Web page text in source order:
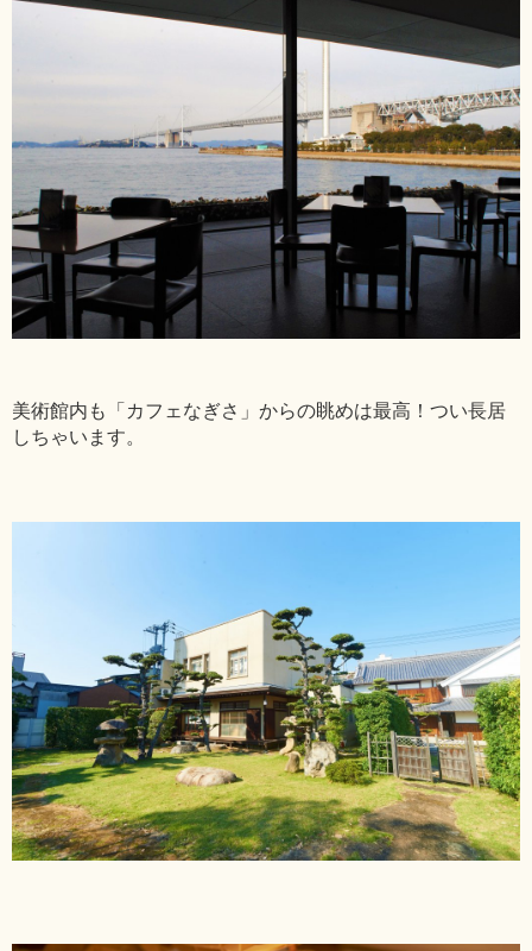
美術館内も「カフェなぎさ」からの眺めは最高！つい長居
しちゃいます。